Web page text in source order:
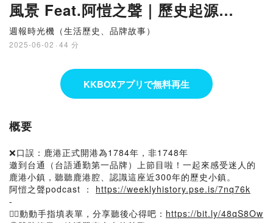
風景 Feat.阿愷之聲｜歷史起源
_EP329
週報時光機（生活歷史、品牌故事）
2025-06-02 · 44 分
KKBOXアプリで無料再生
概要
❌口誤：鹿港正式開港為1784年，非1748年
邀到台通（台語通勤第一品牌）上節目啦！一起來感受迷人的
鹿港小鎮，聽聽鹿港腔、認識這座近300年的歷史小鎮。
阿愷之聲podcast ： https://weeklyhistory.pse.is/7nq76k
-
🙋‍♂️動動手指填表單，分享聽後心得吧： https://bit.ly/48qS8Ow